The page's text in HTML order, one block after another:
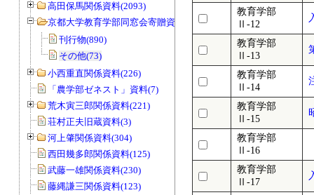
高田保馬関係資料(2093)
京都大学教育学部同窓会寄贈資料(963)
刊行物(890)
その他(73)
小西重直関係資料(226)
「農学部ゼネスト」資料(7)
荒木寅三郎関係資料(221)
荘村正夫旧蔵資料(3)
河上肇関係資料(304)
西田幾多郎関係資料(125)
武藤一雄関係資料(230)
藤縄謙三関係資料(123)
教育学部
Ⅱ-12
教育学部
Ⅱ-13
教育学部
Ⅱ-14
教育学部
Ⅱ-15
教育学部
Ⅱ-16
教育学部
Ⅱ-17